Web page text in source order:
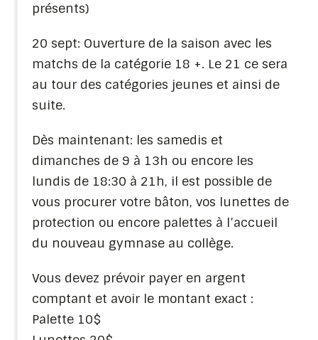
présents)
20 sept: Ouverture de la saison avec les
matchs de la catégorie 18 +. Le 21 ce sera
au tour des catégories jeunes et ainsi de
suite.
Dès maintenant: les samedis et
dimanches de 9 à 13h ou encore les
lundis de 18:30 à 21h, il est possible de
vous procurer votre bâton, vos lunettes de
protection ou encore palettes à l’accueil
du nouveau gymnase au collège.
Vous devez prévoir payer en argent
comptant et avoir le montant exact :
Palette 10$